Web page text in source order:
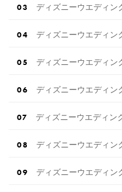
ディズニーウエディン
ディズニーウエディン
ディズニーウエディン
ディズニーウエディン
ディズニーウエディン
ディズニーウエディン
ディズニーウエディン